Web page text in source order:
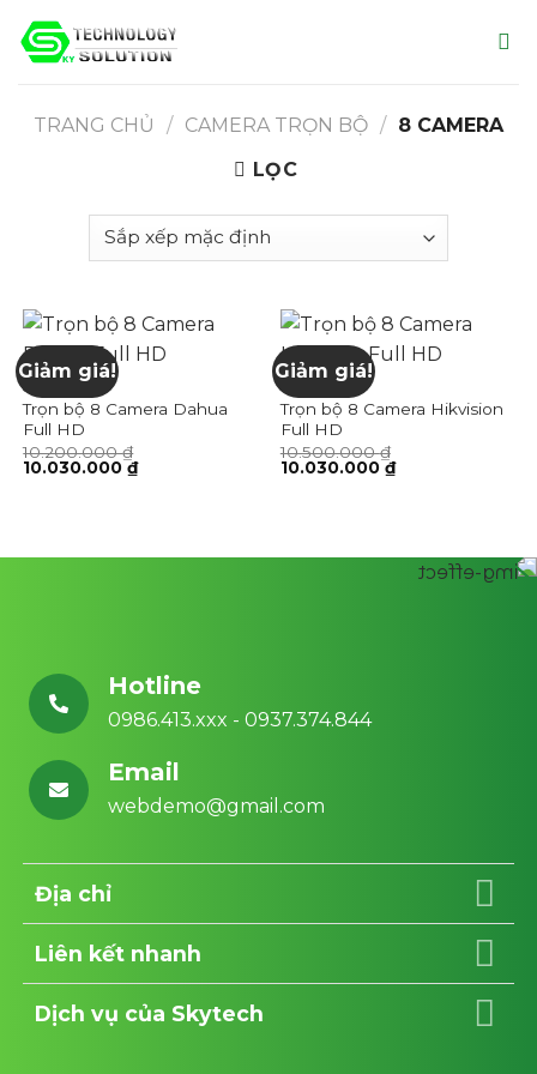
TRANG CHỦ / CAMERA TRỌN BỘ / 8 CAMERA
LỌC
Giảm giá!
8 CAMERA
Trọn bộ 8 Camera Dahua
Full HD
10.200.000₫
Giá
10.030.000₫Giá
hiện
Giảm giá!
8 CAMERA
Trọn bộ 8 Camera Hikvision
Full HD
10.500.000₫
Giá
10.030.000₫Giá
hiện
Hotline
0986.413.xxx - 0937.374.844
Email
webdemo@gmail.com
Địa chỉ
Liên kết nhanh
Dịch vụ của Skytech